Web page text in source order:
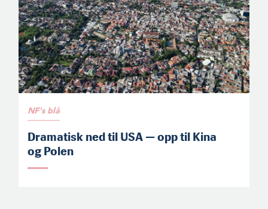
NF's blå
Dramatisk ned til USA — opp til Kina
og Polen